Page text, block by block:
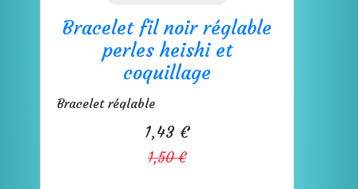
Bracelet fil noir réglable
perles heishi et
coquillage
Bracelet réglable
1,43 €
1,50 €